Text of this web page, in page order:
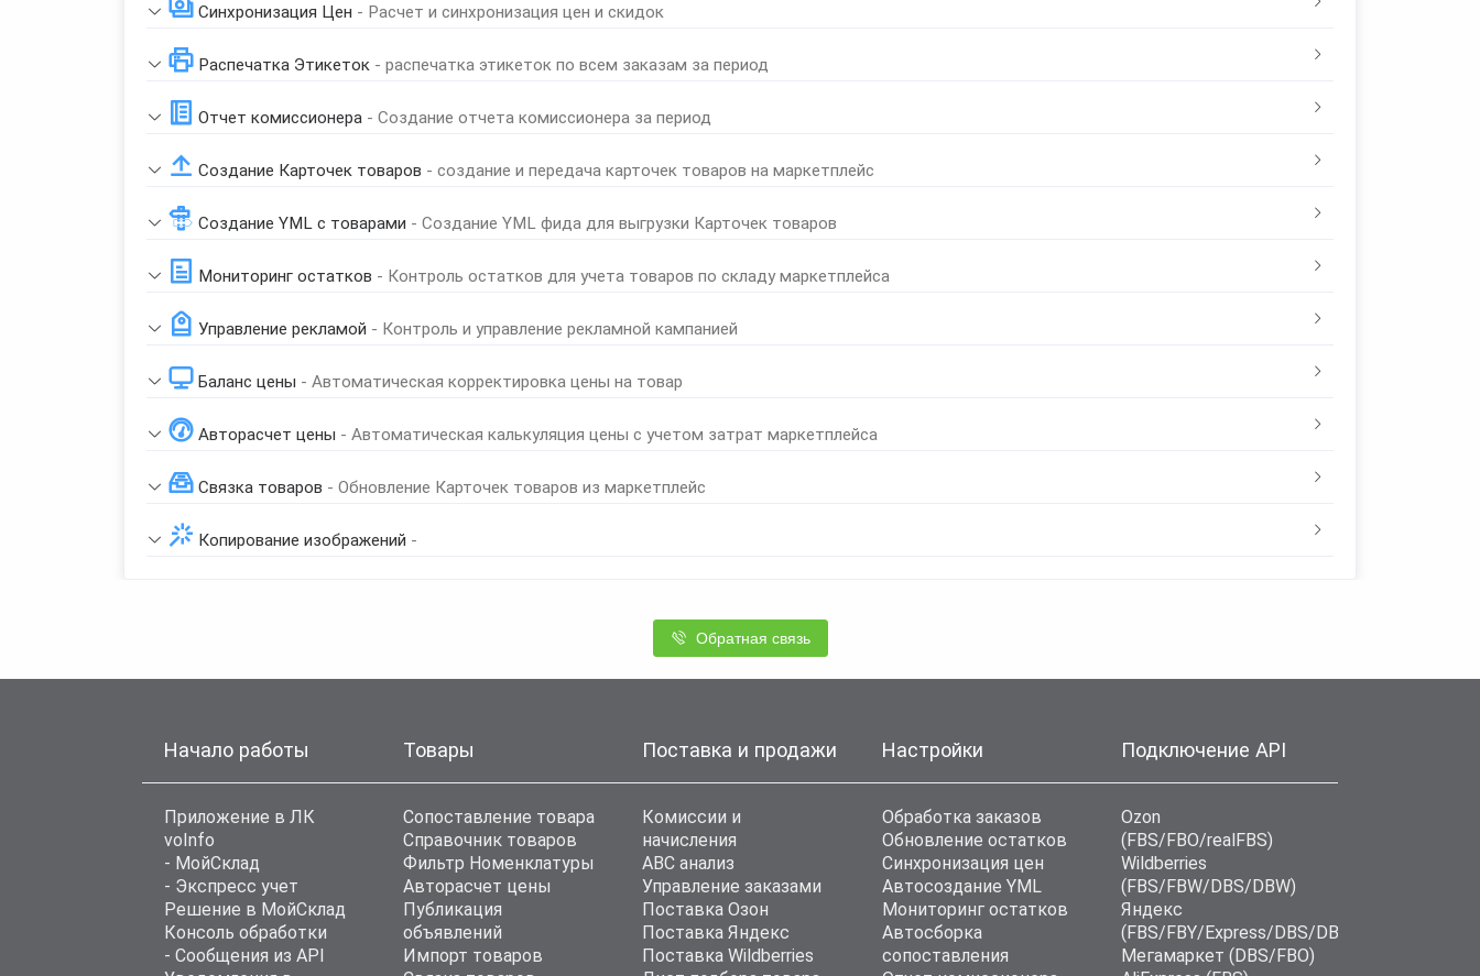
Синхронизация Цен - Расчет и синхронизация цен и скидок
Распечатка Этикеток - распечатка этикеток по всем заказам за период
Отчет комиссионера - Создание отчета комиссионера за период
Создание Карточек товаров - создание и передача карточек товаров на маркетплейс
Создание YML с товарами - Создание YML фида для выгрузки Карточек товаров
Мониторинг остатков - Контроль остатков для учета товаров по складу маркетплейса
Управление рекламой - Контроль и управление рекламной кампанией
Баланс цены - Автоматическая корректировка цены на товар
Авторасчет цены - Автоматическая калькуляция цены с учетом затрат маркетплейса
Связка товаров - Обновление Карточек товаров из маркетплейс
Копирование изображений -
Обратная связь
Начало работы
Приложение в ЛК
voInfo
- МойСклад
- Экспресс учет
Решение в МойСклад
Консоль обработки
- Сообщения из API
Товары
Сопоставление товара
Справочник товаров
Фильтр Номенклатуры
Авторасчет цены
Публикация
объявлений
Импорт товаров
Поставка и продажи
Комиссии и
начисления
ABC анализ
Управление заказами
Поставка Озон
Поставка Яндекс
Поставка Wildberries
Настройки
Обработка заказов
Обновление остатков
Синхронизация цен
Автосоздание YML
Мониторинг остатков
Автосборка
сопоставления
Подключение API
Ozon
(FBS/FBO/realFBS)
Wildberries
(FBS/FBW/DBS/DBW)
Яндекс
(FBS/FBY/Express/DBS/DBD)
Мегамаркет (DBS/FBO)